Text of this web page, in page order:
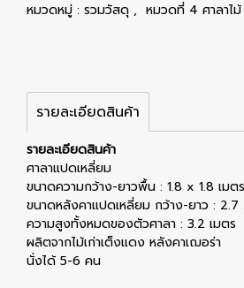
หมวดหมู่ : รวมวัสดุ , หมวดที่ 4 ศาลาไม้
รายละเอียดสินค้า
รายละเอียดสินค้า
ศาลาแปดเหลี่ยม
ขนาดความกว้าง-ยาวพื้น : 1.8 x 1.8 เมตร
ขนาดหลังคาแปดเหลี่ยม กว้าง-ยาว : 2.7
ความสูงทั้งหมดของตัวศาลา : 3.2 เมตร
ผลิตจากไม้เก่าเต็งแดง หลังคาเฌอร่า
นั่งได้ 5-6 คน